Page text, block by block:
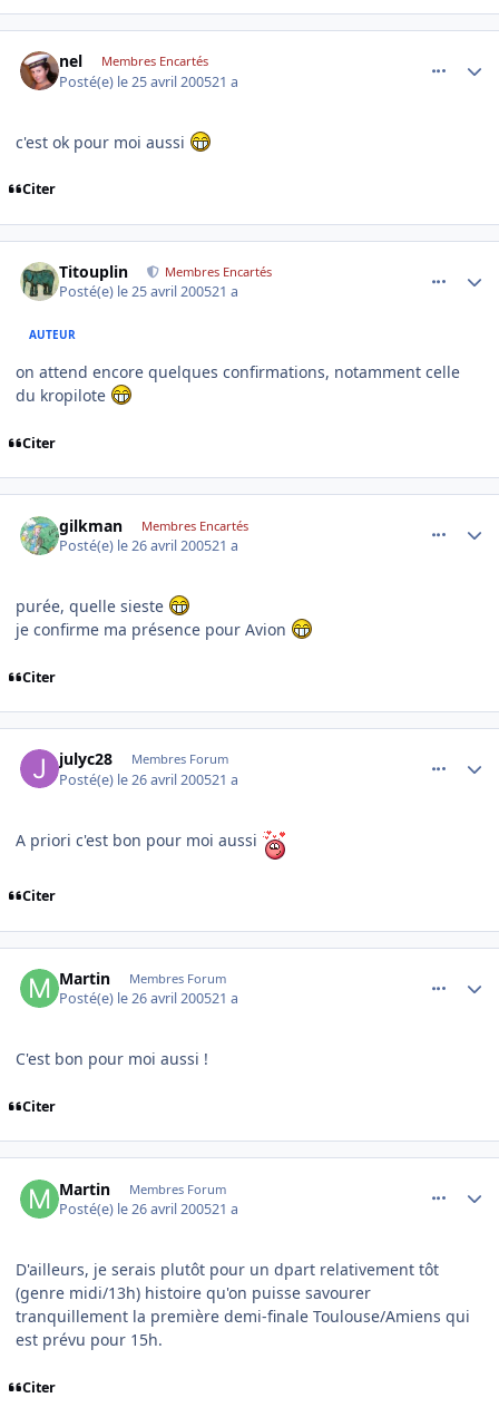
nel Membres Encartés
Posté(e) le 25 avril 200521 a
c'est ok pour moi aussi
Citer
Titouplin Membres Encartés
Posté(e) le 25 avril 200521 a
AUTEUR
on attend encore quelques confirmations, notamment celle
du kropilote
Citer
gilkman Membres Encartés
Posté(e) le 26 avril 200521 a
purée, quelle sieste
je confirme ma présence pour Avion
Citer
julyc28 Membres Forum
Posté(e) le 26 avril 200521 a
A priori c'est bon pour moi aussi
Citer
Martin Membres Forum
Posté(e) le 26 avril 200521 a
C'est bon pour moi aussi !
Citer
Martin Membres Forum
Posté(e) le 26 avril 200521 a
D'ailleurs, je serais plutôt pour un dpart relativement tôt
(genre midi/13h) histoire qu'on puisse savourer
tranquillement la première demi-finale Toulouse/Amiens qui
est prévu pour 15h.
Citer